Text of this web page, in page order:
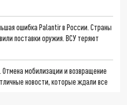
ошибка Palantir в России. Страны
поставки оружия. ВСУ теряют
Отмена мобилизации и возвращение
новости, которые ждали все